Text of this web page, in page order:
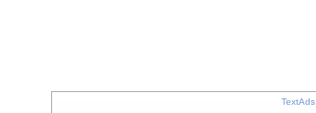
TextAds